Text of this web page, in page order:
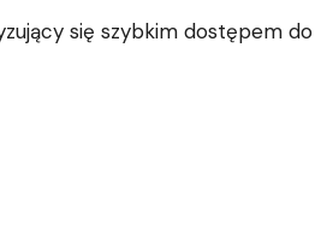
się szybkim dostępem do